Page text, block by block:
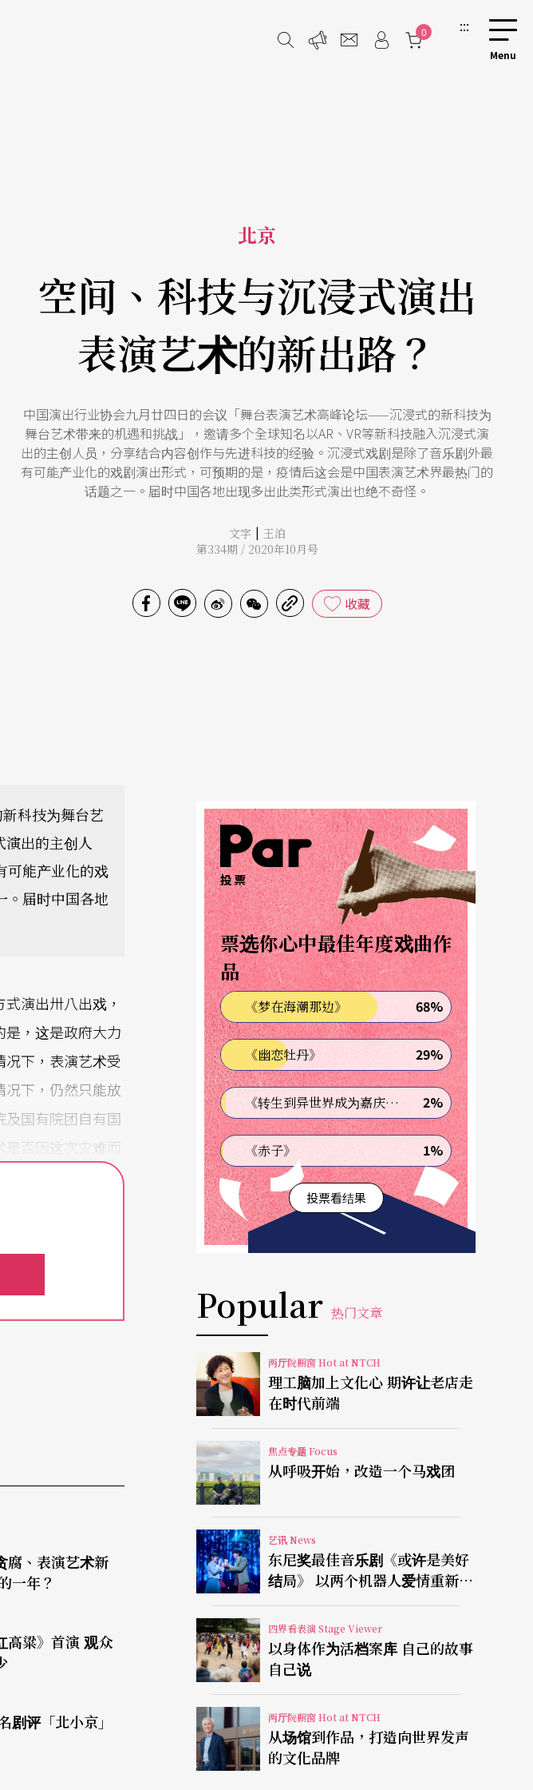
0 :::
北京
空间、科技与沉浸式演出
表演艺术的新出路？
中国演出行业协会九月廿四日的会议「舞台表演艺术高峰论坛——沉浸式的新科技为
舞台艺术带来的机遇和挑战」，邀请多个全球知名以AR、VR等新科技融入沉浸式演
出的主创人员，分享结合内容创作与先进科技的经验。沉浸式戏剧是除了音乐剧外最
有可能产业化的戏剧演出形式，可预期的是，疫情后这会是中国表演艺术界最热门的
话题之一。届时中国各地出现多出此类形式演出也绝不奇怪。
文字 | 王泊
第334期 / 2020年10月号
收藏
科技为舞台艺
出的主创人
可能产业化的戏
。届时中国各地
演出卅八出戏，
，这是政府大力
下，表演艺术受
下，仍然只能放
国有院团自有国
否因这次灾难而
境之中，这半年
的使命感与情怀
待观察。鼓楼西剧
先锋戏剧从九月
的戏的优势，以
，且境内的移动
回复疫情前的情
逆了表演艺术临
行业协会在九月
了多个全球知名
《西部世
腐、表演艺术新
一年？
高粱》首演 观众
剧评「北小京」
投票
票选你心中最佳年度戏曲作
品
《梦在海潮那边》 68%
《幽恋牡丹》 29%
《转生到异世界成为嘉庆君—发现我的祖先是诈骗集团!?》 2%
《赤子》 1%
投票看结果
Popular 热门文章
两厅院橱窗 Hot at NTCH
理工脑加上文化心 期许让老店走
在时代前端
焦点专题 Focus
从呼吸开始，改造一个马戏团
艺讯 News
东尼奖最佳音乐剧《或许是美好
结局》 以两个机器人爱情重新凝
视有限人生
四界看表演 Stage Viewer
以身体作为活档案库 自己的故事
自己说
两厅院橱窗 Hot at NTCH
从场馆到作品，打造向世界发声
的文化品牌